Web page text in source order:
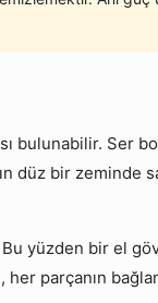
bulunabilir. Ser
düz bir zeminde
Bu yüzden bir el
parçanın